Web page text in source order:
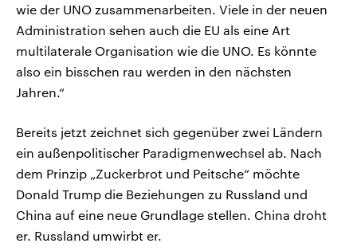
wie der UNO zusammenarbeiten. Viele in der neuen
Administration sehen auch die EU als eine Art
multilaterale Organisation wie die UNO. Es könnte
also ein bisschen rau werden in den nächsten
Jahren.“
Bereits jetzt zeichnet sich gegenüber zwei Ländern
ein außenpolitischer Paradigmenwechsel ab. Nach
dem Prinzip „Zuckerbrot und Peitsche“ möchte
Donald Trump die Beziehungen zu Russland und
China auf eine neue Grundlage stellen. China droht
er. Russland umwirbt er.